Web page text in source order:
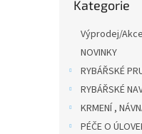
kategorie
Kategorie
Výprodej/Akce
NOVINKY
RYBÁŘSKÉ
RYBÁŘSKÉ
KRMENÍ ,
PÉČE O